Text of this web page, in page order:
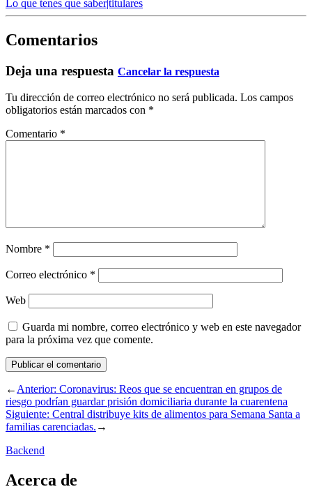
Lo que tenes que saber|titulares
Comentarios
Deja una respuesta Cancelar la respuesta
Tu dirección de correo electrónico no será publicada. Los campos
obligatorios están marcados con *
Comentario *
Nombre *
Correo electrónico *
Web
Guarda mi nombre, correo electrónico y web en este navegador
para la próxima vez que comente.
←Anterior: Coronavirus: Reos que se encuentran en grupos de
riesgo podrían guardar prisión domiciliaria durante la cuarentena
Siguiente: Central distribuye kits de alimentos para Semana Santa a
familias carenciadas. →
Backend
Acerca de